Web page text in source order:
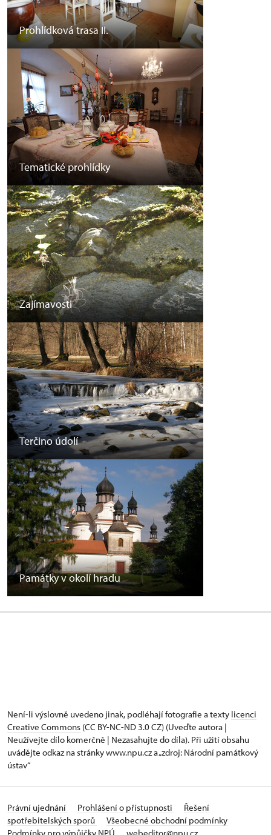
Prohlídková trasa II.
Tematické prohlídky
Zajímavosti
Terčino údolí
Památky v okolí hradu
Není-li výslovně uvedeno jinak, podléhají fotografie a texty licenci
Creative Commons (CC BY-NC-ND 3.0 CZ) (Uveďte autora |
Neužívejte dílo komerčně | Nezasahujte do díla). Při užití obsahu
uvádějte odkaz na stránky www.npu.cz a „zdroj: Národní památkový
ústav“
Právní ujednání Prohlášení o přístupnosti
Řešení
spotřebitelských sporů
Všeobecné obchodní podmínky